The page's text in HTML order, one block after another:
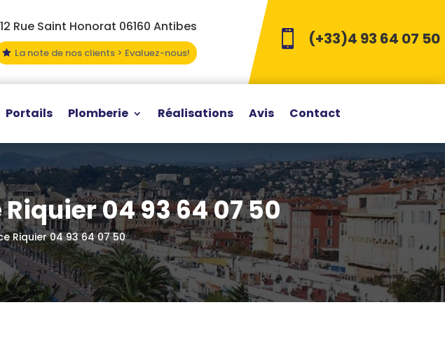
12 Rue Saint Honorat 06160 Antibes
 La note de nos clients > Evaluez-nous!
 (+33)4 93 64 07 50
Portails Plomberie Réalisations Avis Contact
04 93 64 07 50
Riquier 04 93 64 07 50